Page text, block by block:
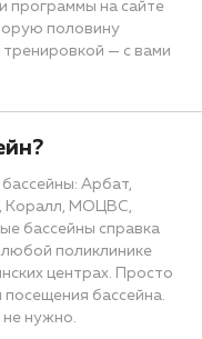
программы на сайте
половину
— с вами
Арбат,
Коралл, МОЦВС,
бассейны справка
поликлинике
центрах. Просто
бассейна.
не нужно.